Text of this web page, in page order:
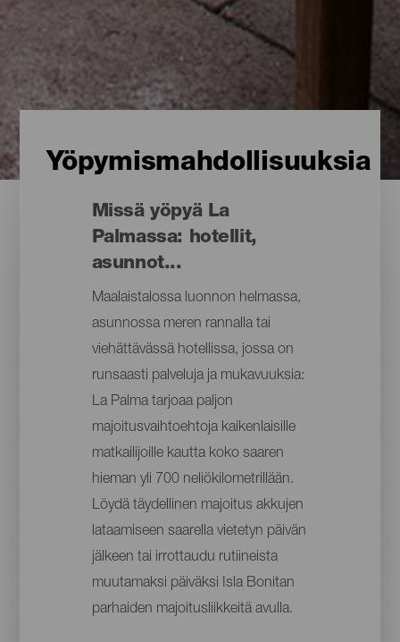
Yöpymismahdollisuuksia
Missä yöpyä La
Palmassa: hotellit,
asunnot...
Maalaistalossa luonnon helmassa,
asunnossa meren rannalla tai
viehättävässä hotellissa, jossa on
runsaasti palveluja ja mukavuuksia:
La Palma tarjoaa paljon
majoitusvaihtoehtoja kaikenlaisille
matkailijoille kautta koko saaren
hieman yli 700 neliökilometrillään.
Löydä täydellinen majoitus akkujen
lataamiseen saarella vietetyn päivän
jälkeen tai irrottaudu rutiineista
muutamaksi päiväksi Isla Bonitan
parhaiden majoitusliikkeitä avulla.